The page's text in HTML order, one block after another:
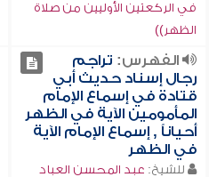
في الركعتين الأوليين من صلاة
الظهر))
الفهرس: تراجم
رجال إسناد حديث أبي
قتادة في إسماع الإمام
المأمومين الآية في الظهر
أحياناً , إسماع الإمام الآية
في الظهر
للشيخ: عبد المحسن العباد